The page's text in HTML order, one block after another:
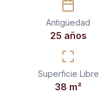
Antigüedad
25 años
Superficie Libre
38 m²